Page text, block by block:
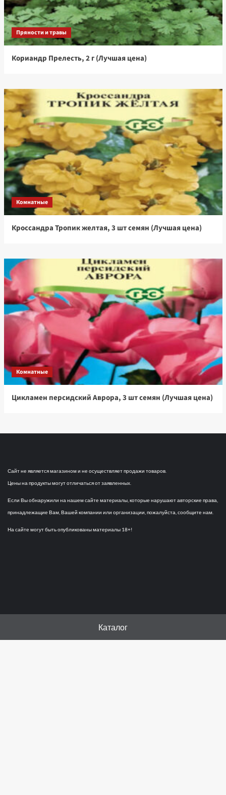
Пряности и травы
Кориандр Прелесть, 2 г (Лучшая цена)
Комнатные
Кроссандра Тропик желтая, 3 шт семян (Лучшая цена)
Комнатные
Цикламен персидский Аврора, 3 шт семян (Лучшая цена)
Сайт не является магазином и не осуществляет продажи товаров.
Цены на продукты могут отличаться от заявленных.
Если Вы обнаружили на нашем сайте материалы, которые нарушают авторские права,
принадлежащие Вам, Вашей компании или организации, пожалуйста, сообщите нам.
На сайте могут быть опубликованы материалы 18+!
Каталог